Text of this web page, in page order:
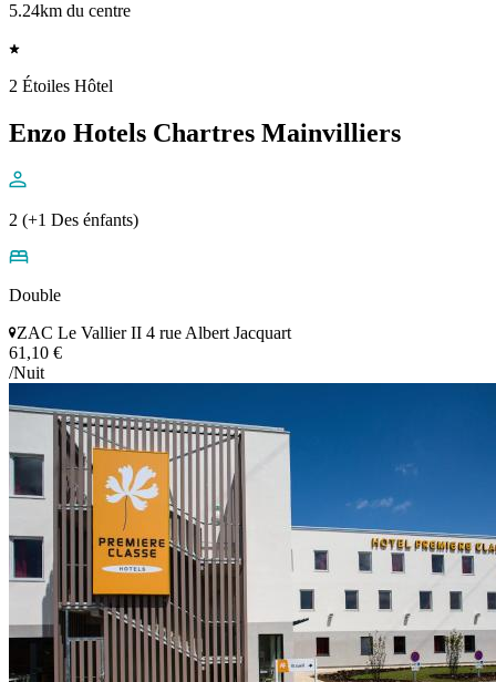
5.24km du centre
2 Étoiles Hôtel
Enzo Hotels Chartres Mainvilliers
2 (+1 Des énfants)
Double
ZAC Le Vallier II 4 rue Albert Jacquart
61,10 €
/Nuit